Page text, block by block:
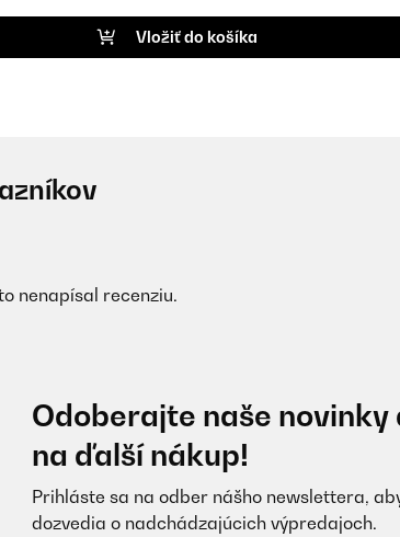
Vložiť do košíka
nenapísal recenziu.
Odoberajte naše novinky
na ďalší nákup!
Prihláste sa na odber nášho newslettera,
dozvedia o nadchádzajúcich výpredajoch.